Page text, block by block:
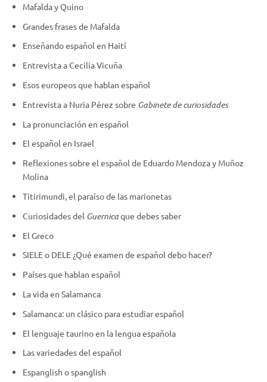
Mafalda y Quino
Grandes frases de Mafalda
Enseñando español en Haití
Entrevista a Cecilia Vicuña
Esos europeos que hablan español
Entrevista a Nuria Pérez sobre Gabinete de curiosidades
La pronunciación en español
El español en Israel
Reflexiones sobre el español de Eduardo Mendoza y Muñoz
Molina
Titirimundi, el paraíso de las marionetas
Curiosidades del Guernicaque debes saber
El Greco
SIELE o DELE ¿Qué examen de español debo hacer?
Países que hablan español
La vida en Salamanca
Salamanca: un clásico para estudiar español
El lenguaje taurino en la lengua española
Las variedades del español
Espanglish o spanglish